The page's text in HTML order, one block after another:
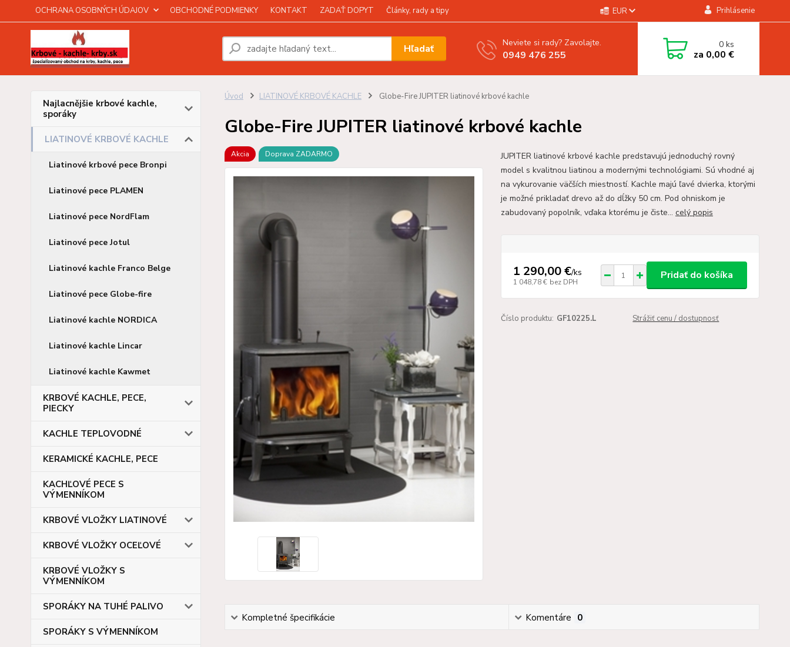
OCHRANA OSOBNÝCH ÚDAJOV OBCHODNÉ PODMIENKY KONTAKT ZADAŤ DOPYT Články, rady a tipy EUR Prihlásenie
Hľadať Neviete si rady? Zavolajte.
0949 476 255
0ks
za 0,00 €
Najlacnějšie krbové kachle,
sporáky
LIATINOVÉ KRBOVÉ KACHLE
Liatinové krbové pece Bronpi
Liatinové pece PLAMEN
Liatinové pece NordFlam
Liatinové pece Jotul
Liatinové kachle Franco Belge
Liatinové pece Globe-fire
Liatinové kachle NORDICA
Liatinové kachle Lincar
Liatinové kachle Kawmet
KRBOVÉ KACHLE, PECE,
PIECKY
KACHLE TEPLOVODNÉ
KERAMICKÉ KACHLE, PECE
KACHĽOVÉ PECE S
VÝMENNÍKOM
KRBOVÉ VLOŽKY LIATINOVÉ
KRBOVÉ VLOŽKY OCEĽOVÉ
KRBOVÉ VLOŽKY S
VÝMENNÍKOM
SPORÁKY NA TUHÉ PALIVO
SPORÁKY S VÝMENNÍKOM
Úvod LIATINOVÉ KRBOVÉ KACHLE Globe-Fire JUPITER liatinové krbové kachle
Globe-Fire JUPITER liatinové krbové kachle
Akcia Doprava ZADARMO
JUPITER liatinové krbové kachle predstavujú jednoduchý rovný
model s kvalitnou liatinou a modernými technológiami. Sú vhodné aj
na vykurovanie väčších miestností. Kachle majú ľavé dvierka, ktorými
je možné prikladať drevo až do dĺžky 50 cm. Pod ohniskom je
zabudovaný popolník, vďaka ktorému je čiste... celý popis
1 290,00 €/ks
1 048,78 € bez DPH
Pridať do košíka
Číslo produktu: GF10225.L Strážiť cenu / dostupnosť
Kompletné špecifikácie Komentáre 0